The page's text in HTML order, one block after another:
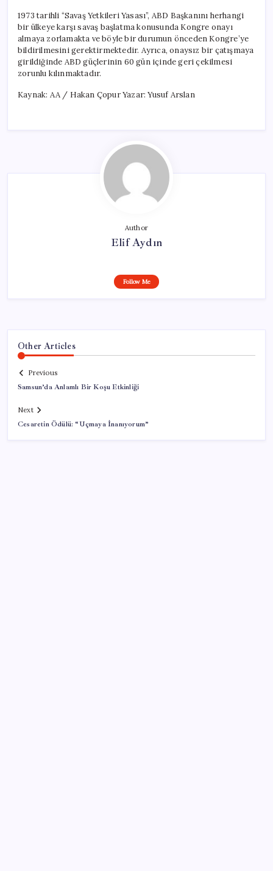
1973 tarihli “Savaş Yetkileri Yasası”, ABD Başkanını herhangi
bir ülkeye karşı savaş başlatma konusunda Kongre onayı
almaya zorlamakta ve böyle bir durumun önceden Kongre’ye
bildirilmesini gerektirmektedir. Ayrıca, onaysız bir çatışmaya
girildiğinde ABD güçlerinin 60 gün içinde geri çekilmesi
zorunlu kılınmaktadır.
Kaynak: AA / Hakan Çopur Yazar: Yusuf Arslan
Author
Elif Aydın
Follow Me
Other Articles
Previous
Samsun’da Anlamlı Bir Koşu Etkinliği
Next
Cesaretin Ödülü: “Uçmaya İnanıyorum”